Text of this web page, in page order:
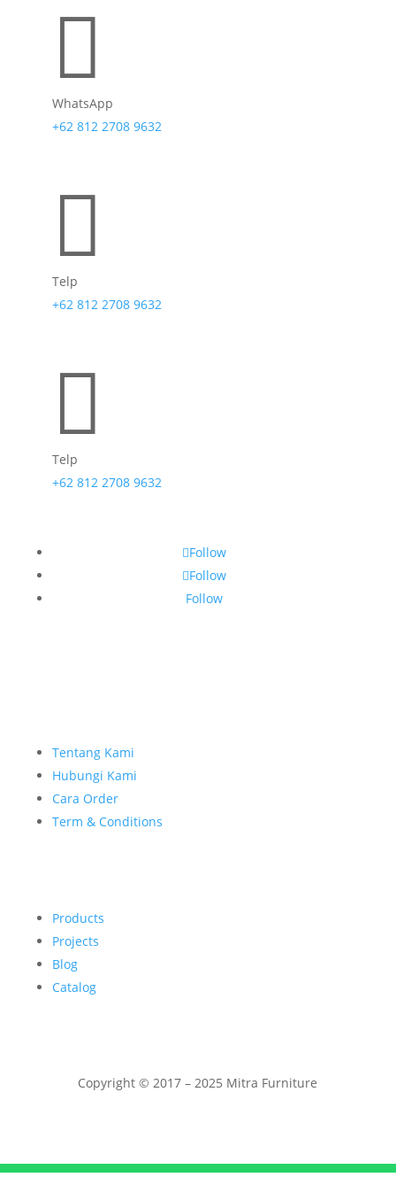

WhatsApp
+62 812 2708 9632

Telp
+62 812 2708 9632

Telp
+62 812 2708 9632
Follow
Follow
Follow
Tentang Kami
Hubungi Kami
Cara Order
Term & Conditions
Products
Projects
Blog
Catalog
Copyright © 2017 – 2025 Mitra Furniture